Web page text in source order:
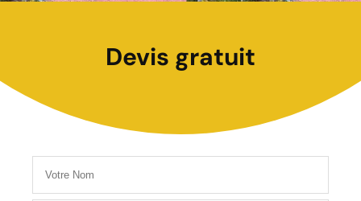
Devis gratuit